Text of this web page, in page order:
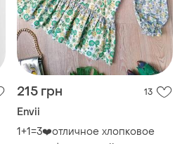
215 грн 13
Envii
1+1=3❤️отличное хлопковое